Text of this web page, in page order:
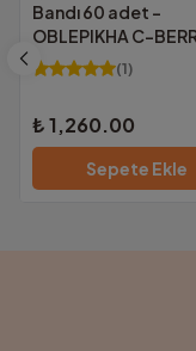
Bandı 60 adet -
OBLEPIKHA C-
(1)
₺ 1,260.00
Sepete Ekle